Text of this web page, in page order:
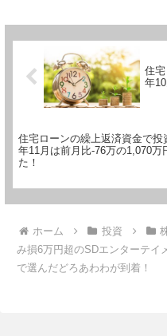
住
年
住宅ローンの繰上返済資金で投
年11月は前月比-76万の1,070万
た！
ホーム 投資
み損6万円超のSDエンターテイ
で選んだどろあわわが到着！